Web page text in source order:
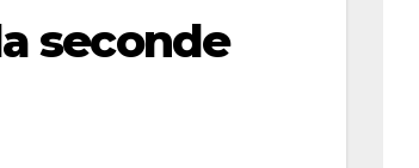
seconde